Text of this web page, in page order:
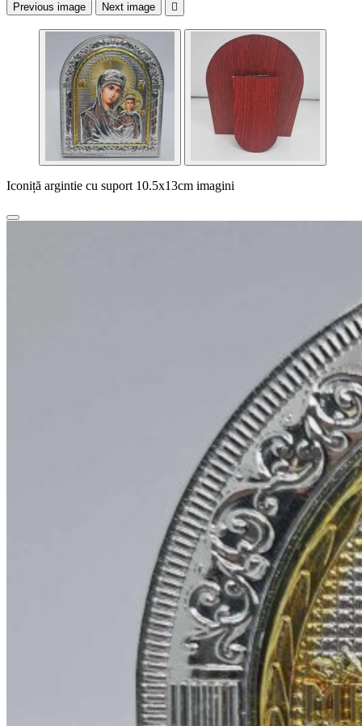
Previous image Next image 
Iconiță argintie cu suport 10.5x13cm imagini